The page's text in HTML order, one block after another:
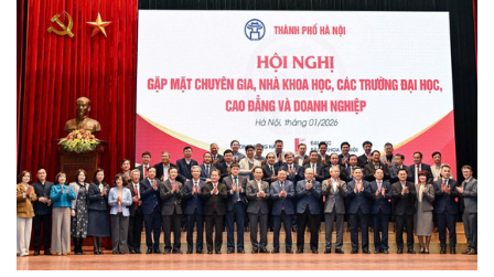
nhân tài và các nhà đầu tư chiến lược, mở lối cho Thủ đô
chuyển hóa tầm nhìn thế kỷ thành những kỳ tích phát triển thực
tế.